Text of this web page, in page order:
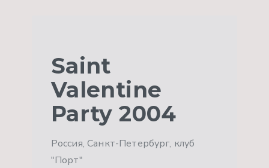
Saint
Valentine
Party 2004
Россия, Санкт-Петербург, клуб
"Порт"